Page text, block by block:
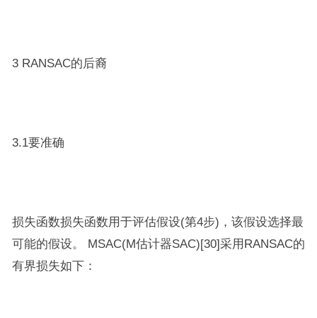
3 RANSAC的后裔
3.1要准确
损失函数损失函数用于评估假设(第4步)，该假设选择最
可能的假设。 MSAC(M估计器SAC)[30]采用RANSAC的
有界损失如下：